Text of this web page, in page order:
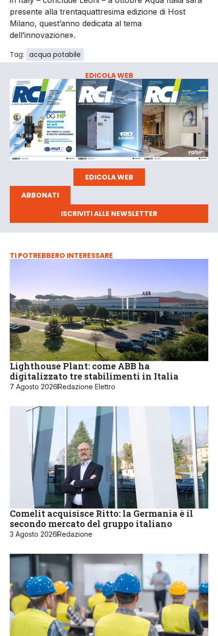
presente alla trentaquattresima edizione di Host
Milano, quest’anno dedicata al tema
dell’innovazione».
Tag: acqua potabile
EDICOLA WEB
EDICOLA WEB
ABBONATI
ISCRIVITI ALLE NEWSLETTER
TI POTREBBERO INTERESSARE
Lighthouse Plant: come ABB ha
digitalizzato tre stabilimenti in Italia
7 Agosto 2026Redazione Elettro
Comelit acquisisce Ritto: la Germania è il
secondo mercato del gruppo italiano
3 Agosto 2026Redazione